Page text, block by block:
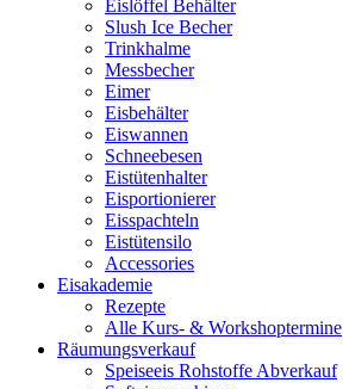
Eislöffel Behälter
Slush Ice Becher
Trinkhalme
Messbecher
Eimer
Eisbehälter
Eiswannen
Schneebesen
Eistütenhalter
Eisportionierer
Eisspachteln
Eistütensilo
Accessories
Eisakademie
Rezepte
Alle Kurs- & Workshoptermine
Räumungsverkauf
Speiseeis Rohstoffe Abverkauf